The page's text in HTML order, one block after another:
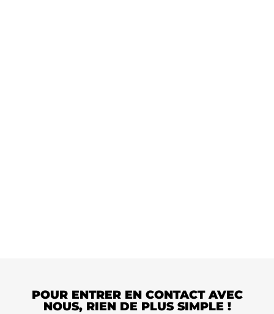
POUR ENTRER EN CONTACT AVEC
NOUS, RIEN DE PLUS SIMPLE !